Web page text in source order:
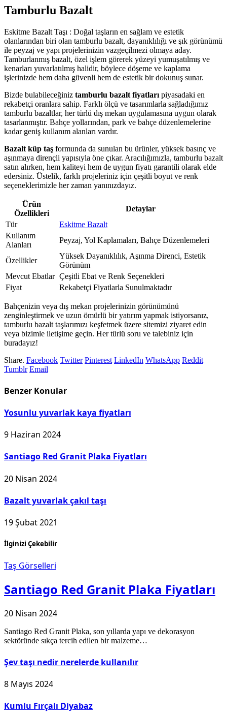
Tamburlu Bazalt
Eskitme Bazalt Taşı : Doğal taşların en sağlam ve estetik
olanlarından biri olan tamburlu bazalt, dayanıklılığı ve şık görünümü
ile peyzaj ve yapı projelerinizin vazgeçilmezi olmaya aday.
Tamburlanmış bazalt, özel işlem görerek yüzeyi yumuşatılmış ve
kenarları yuvarlatılmış halidir, böylece döşeme ve kaplama
işlerinizde hem daha güvenli hem de estetik bir dokunuş sunar.
Bizde bulabileceğiniz tamburlu bazalt fiyatları piyasadaki en
rekabetçi oranlara sahip. Farklı ölçü ve tasarımlarla sağladığımız
tamburlu bazaltlar, her türlü dış mekan uygulamasına uygun olarak
tasarlanmıştır. Bahçe yollarından, park ve bahçe düzenlemelerine
kadar geniş kullanım alanları vardır.
Bazalt küp taş formunda da sunulan bu ürünler, yüksek basınç ve
aşınmaya dirençli yapısıyla öne çıkar. Aracılığımızla, tamburlu bazalt
satın alırken, hem kaliteyi hem de uygun fiyatı garantili olarak elde
edersiniz. Üstelik, farklı projeleriniz için çeşitli boyut ve renk
seçeneklerimizle her zaman yanınızdayız.
Ürün
Özellikleri
Detaylar
Tür
Eskitme Bazalt
Kullanım
Alanları
Peyzaj, Yol Kaplamaları, Bahçe Düzenlemeleri
Özellikler
Yüksek Dayanıklılık, Aşınma Direnci, Estetik
Görünüm
Mevcut Ebatlar Çeşitli Ebat ve Renk Seçenekleri
Fiyat
Rekabetçi Fiyatlarla Sunulmaktadır
Bahçenizin veya dış mekan projelerinizin görünümünü
zenginleştirmek ve uzun ömürlü bir yatırım yapmak istiyorsanız,
tamburlu bazalt taşlarımızı keşfetmek üzere sitemizi ziyaret edin
veya bizimle iletişime geçin. Her türlü soru ve talebiniz için
buradayız!
Share. Facebook Twitter Pinterest LinkedIn WhatsApp Reddit
Tumblr Email
Benzer Konular
Yosunlu yuvarlak kaya fiyatları
9 Haziran 2024
Santiago Red Granit Plaka Fiyatları
20 Nisan 2024
Bazalt yuvarlak çakıl taşı
19 Şubat 2021
İlginizi Çekebilir
Taş Görselleri
Santiago Red Granit Plaka Fiyatları
20 Nisan 2024
Santiago Red Granit Plaka, son yıllarda yapı ve dekorasyon
sektöründe sıkça tercih edilen bir malzeme…
Şev taşı nedir nerelerde kullanılır
8 Mayıs 2024
Kumlu Fırçalı Diyabaz